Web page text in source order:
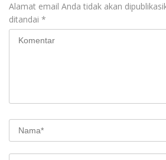
Alamat email Anda tidak akan
ditandai *